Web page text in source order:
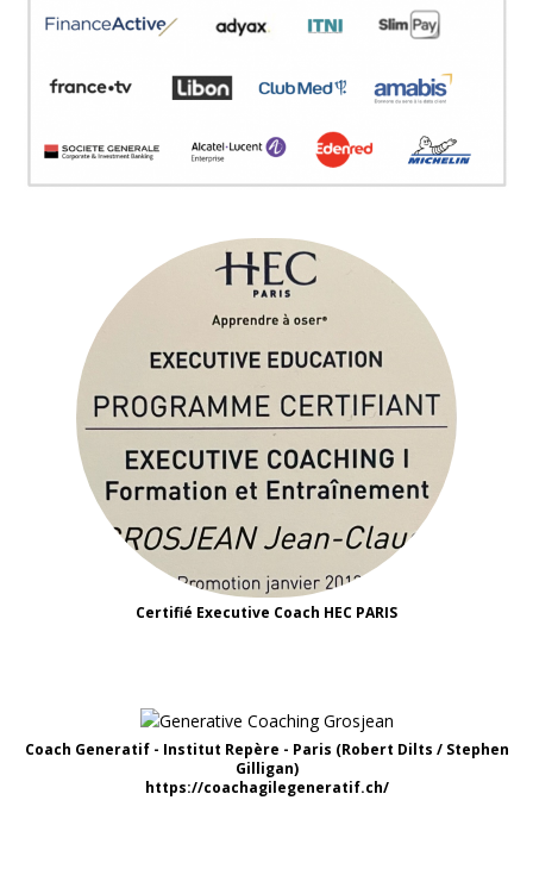
Certifié Executive Coach HEC PARIS
Coach Generatif - Institut Repère - Paris (Robert Dilts / Stephen
Gilligan)
https://coachagilegeneratif.ch/